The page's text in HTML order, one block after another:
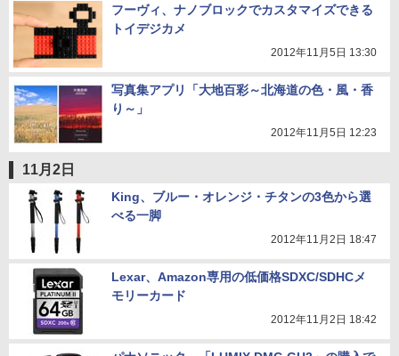
フーヴィ、ナノブロックでカスタマイズできる
トイデジカメ
2012年11月5日 13:30
写真集アプリ「大地百彩～北海道の色・風・香
り～」
2012年11月5日 12:23
11月2日
King、ブルー・オレンジ・チタンの3色から選
べる一脚
2012年11月2日 18:47
Lexar、Amazon専用の低価格SDXC/SDHCメ
モリーカード
2012年11月2日 18:42